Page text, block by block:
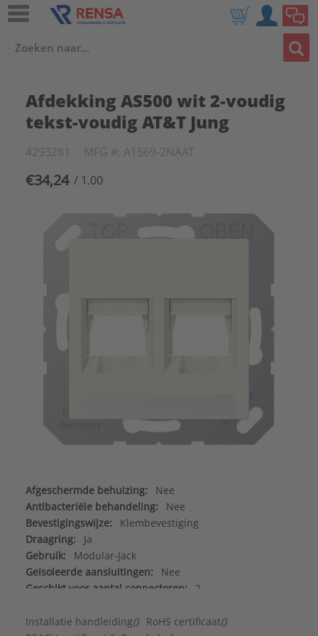
Afdekking AS500 wit 2-voudig
tekst-voudig AT&T Jung
4293281 MFG #: A1569-2NAAT
€34,24 / 1.00
Afgeschermde behuizing:
Nee
Antibacteriële behandeling:
Nee
Bevestigingswijze:
Klembevestiging
Draagring:
Ja
Gebruik:
Modular-Jack
Geïsoleerde aansluitingen:
Nee
Geschikt voor aantal connectoren:
2
Halogeenvrij:
Ja
Installatie handleiding() RoHS certificaat()